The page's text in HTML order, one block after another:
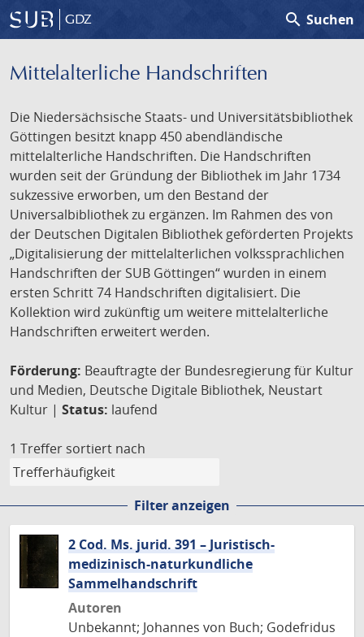
GDZ search Suchen
Mittelalterliche Handschriften
Die Niedersächsische Staats- und Universitätsbibliothek
Göttingen besitzt knapp 450 abendländische
mittelalterliche Handschriften. Die Handschriften
wurden seit der Gründung der Bibliothek im Jahr 1734
sukzessive erworben, um den Bestand der
Universalbibliothek zu ergänzen. Im Rahmen des von
der Deutschen Digitalen Bibliothek geförderten Projekts
„Digitalisierung der mittelalterlichen volkssprachlichen
Handschriften der SUB Göttingen“ wurden in einem
ersten Schritt 74 Handschriften digitalisiert. Die
Kollektion wird zukünftig um weitere mittelalterliche
Handschriften erweitert werden.
Förderung: Beauftragte der Bundesregierung für Kultur
und Medien, Deutsche Digitale Bibliothek, Neustart
Kultur | Status: laufend
1 Treffer sortiert nach
Filter anzeigen
2 Cod. Ms. jurid. 391 – Juristisch-
medizinisch-naturkundliche
Sammelhandschrift
Autoren
Unbekannt; Johannes von Buch; Godefridus